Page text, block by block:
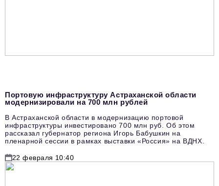
Портовую инфраструктуру Астраханской области
модернизировали на 700 млн рублей
В Астраханской области в модернизацию портовой
инфраструктуры инвестировано 700 млн руб. Об этом
рассказал губернатор региона Игорь Бабушкин на
пленарной сессии в рамках выставки «Россия» на ВДНХ.
22 февраля 10:40